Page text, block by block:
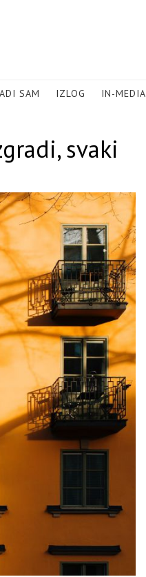
SAM IZLOG IN-MEDIA
svaki